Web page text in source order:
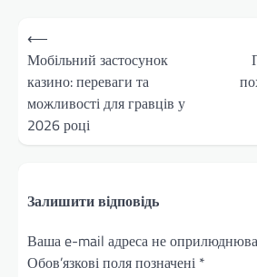
Навігація
записів
⟵
Мобільний застосунок
казино: переваги та
можливості для гравців у
2026 році
Залишити відповідь
Ваша e-mail адреса не
Обов’язкові поля позначені *